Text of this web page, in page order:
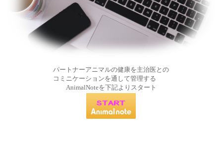
パートナーアニマルの健康を主治医との
コミニケーションを通して管理する
AnimalNoteを下記よりスタート